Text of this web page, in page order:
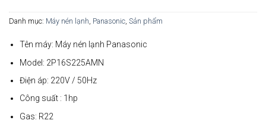
Danh mục: Máy nén lạnh, Panasonic, Sản phẩm
Tên máy: Máy nén lạnh Panasonic
Model: 2P16S225AMN
Điện áp: 220V / 50Hz
Công suất : 1hp
Gas: R22